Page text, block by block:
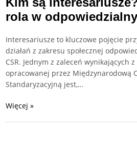
rola w
Interesariusze to kluczowe pojęcie
działań z zakresu społecznej
CSR. Jednym z zaleceń wynikających
opracowanej przez Międzynarodową
Standaryzacyjną jest,…
Więcej »